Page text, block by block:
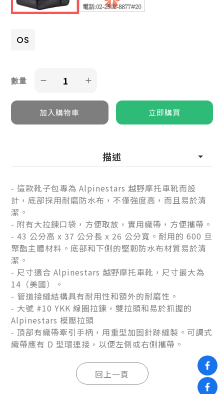
OS
數量
描述
- 這款靴子包專為 Alpinestars 越野摩托車靴而設
計，底部採用耐磨防水布，不僅強度高，而且易於清
潔。
- 附有大拉鍊口袋，方便取放，實用織帶，方便攜帶。
- 43 公分高 x 37 公分長 x 26 公分寬。耐用的 600 旦
聚酯主體材料。底部和下側的堅韌防水布材質易於清
潔。
- 尺寸適合 Alpinestars 越野摩托車靴，尺寸最大為
14（美國）。
- 管道接縫結構具有耐用性和額外的耐磨性。
- 大號 #10 YKK 線圈拉鍊，雙拉頭和易於抓握的
Alpinestars 模壓拉頭
- 頂部有織帶牽引手柄，用重型加固針跡縫製。可調式
織帶應有 D 型環連接，以便左側或右側攜帶。